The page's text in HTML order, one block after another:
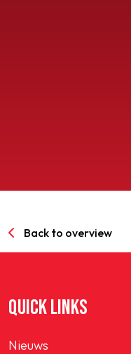
Back to overview
QUICK LINKS
Nieuws